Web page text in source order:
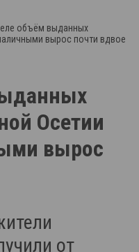
объём выданных
вырос почти вдвое
Осетии
вырос
от